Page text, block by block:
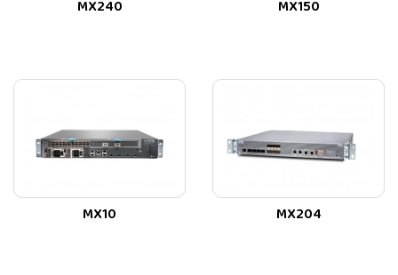
MX240 MX150
MX10 MX204